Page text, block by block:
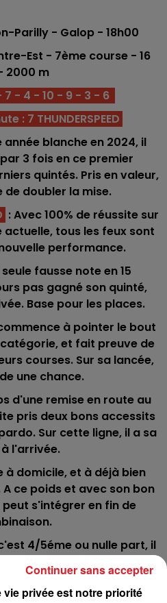
Parilly - Galop - 18h00
Est - 7ème course - 16
2000 m
7 - 4 - 10 - 9 - 3 - 6
: 7 THUNDERSPEED
année blanche en 2024, il
3 fois en ce premier
quintés. Pris en valeur,
de doubler la mise.
: Avec 100% de réussite sur
tous les feux sont
performance.
seule fausse note en 15
pas gagné son quinté,
Base pour les places.
à pointer le bout
et fait preuve de
courses. Sur sa lancée,
une chance.
d'une remise en route au
pris deux bons accessits
Sur cette ligne, il a sa
l'arrivée.
à domicile, et à déjà bien
ce poids et avec son bon
s'intégrer en fin de
4/5éme ou nulle part, il
on le cochera dans un
réduit.
vie privée est notre priorité
Continuer sans accepter